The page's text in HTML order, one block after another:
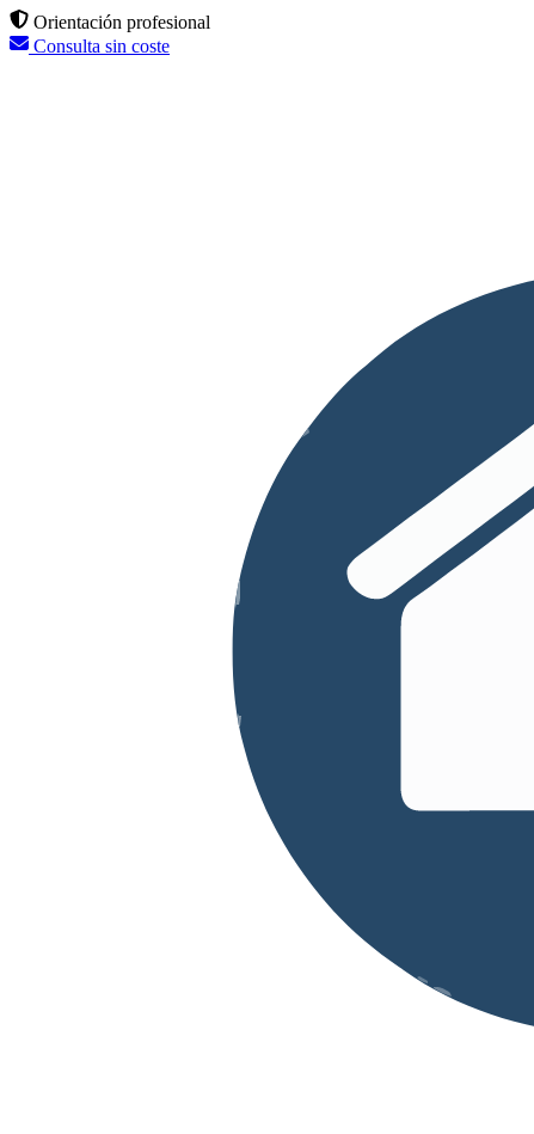
Orientación profesional
Consulta sin coste